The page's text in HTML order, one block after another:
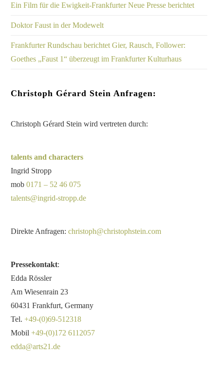
Ein Film für die Ewigkeit-Frankfurter Neue Presse berichtet
Doktor Faust in der Modewelt
Frankfurter Rundschau berichtet Gier, Rausch, Follower:
Goethes „Faust 1“ überzeugt im Frankfurter Kulturhaus
Christoph Gérard Stein Anfragen:
Christoph Gérard Stein wird vertreten durch:
talents and characters
Ingrid Stropp
mob0171 – 52 46 075
talents@ingrid-stropp.de
Direkte Anfragen:christoph@christophstein.com
Pressekontakt:
Edda Rössler
Am Wiesenrain 23
60431 Frankfurt, Germany
Tel.+49-(0)69-512318
Mobil+49-(0)172 6112057
edda@arts21.de